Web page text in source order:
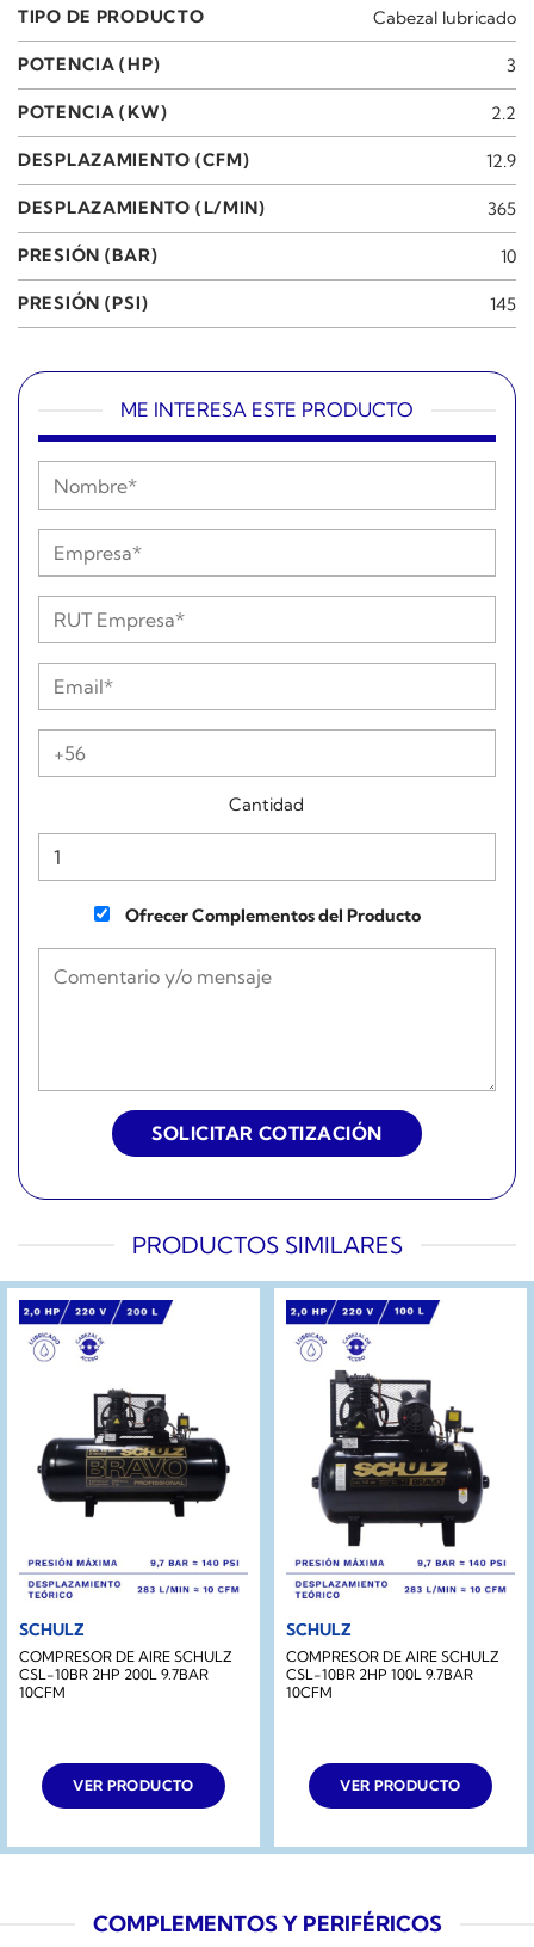
TIPO DE PRODUCTO Cabezal lubricado
POTENCIA (HP) 3
POTENCIA (KW) 2.2
DESPLAZAMIENTO (CFM) 12.9
DESPLAZAMIENTO (L/MIN) 365
PRESIÓN (BAR) 10
PRESIÓN (PSI) 145
ME INTERESA ESTE PRODUCTO
Cantidad
Ofrecer Complementos del Producto
PRODUCTOS SIMILARES
SCHULZ
COMPRESOR DE AIRE SCHULZ
CSL-10BR 2HP 200L 9.7BAR
10CFM
VER PRODUCTO
SCHULZ
COMPRESOR DE AIRE SCHULZ
CSL-10BR 2HP 100L 9.7BAR
10CFM
VER PRODUCTO
COMPLEMENTOS Y PERIFÉRICOS